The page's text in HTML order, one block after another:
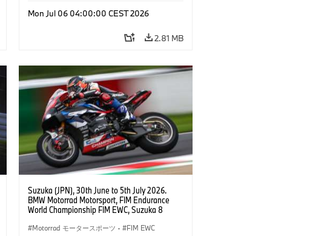
Odendaal (RSA), EWC class.
Mon Jul 06 04:00:00 CEST 2026
2.81 MB
Suzuka (JPN), 30th June to 5th July 2026.
BMW Motorrad Motorsport, FIM Endurance
World Championship FIM EWC, Suzuka 8
#37 BMW M 1000 RR, Markus Reiterberger
Motorrad モータースポーツ · FIM EWC